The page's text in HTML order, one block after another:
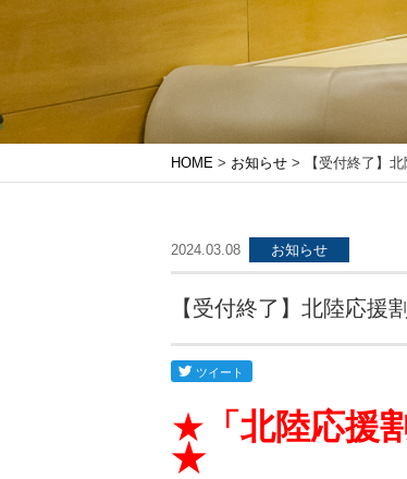
HOME > お知らせ > 【受付終了】北
2024.03.08 お知らせ
【受付終了】北陸応援
★ 「北陸応
★